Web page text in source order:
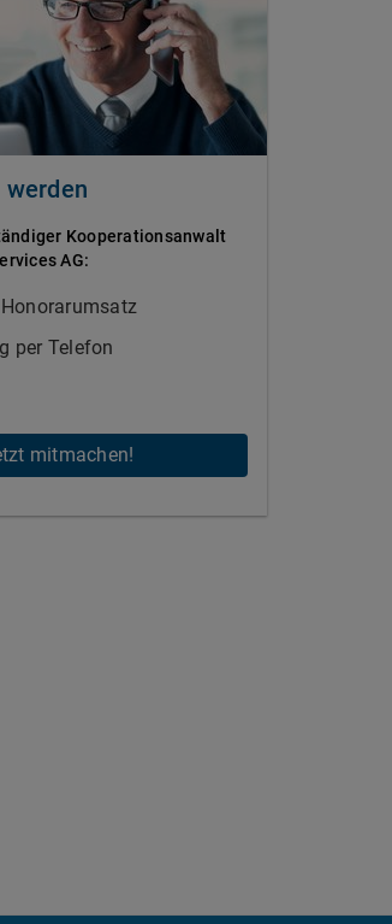
Kooperationsanwalt
AG:
per Telefon
mitmachen!